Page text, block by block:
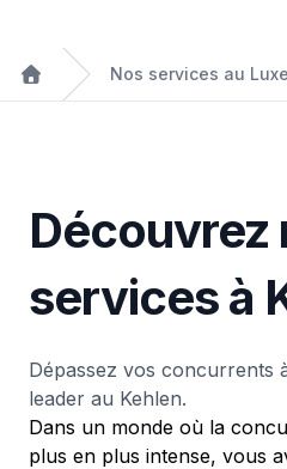
Nos services au
Découvrez
services à
Dépassez vos concurrents
leader au Kehlen.
Dans un monde où la
plus en plus intense, vous